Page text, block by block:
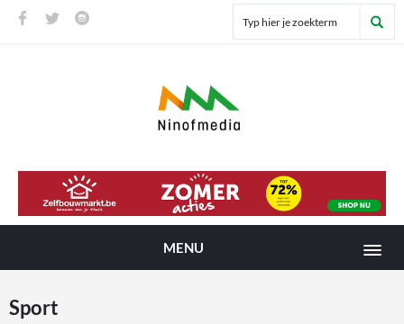
MENU
Sport